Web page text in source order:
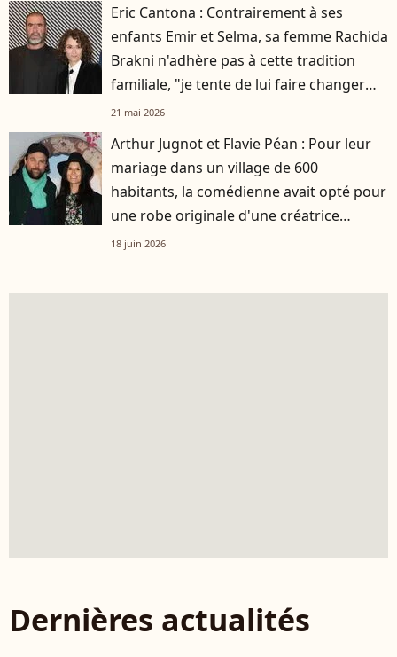
Eric Cantona : Contrairement à ses
enfants Emir et Selma, sa femme Rachida
Brakni n'adhère pas à cette tradition
familiale, "je tente de lui faire changer
d'avis"
21 mai 2026
Arthur Jugnot et Flavie Péan : Pour leur
mariage dans un village de 600
habitants, la comédienne avait opté pour
une robe originale d'une créatrice
française
18 juin 2026
Dernières actualités